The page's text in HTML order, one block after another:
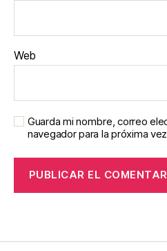
Web
Guarda mi nombre, correo
navegador para la próxima